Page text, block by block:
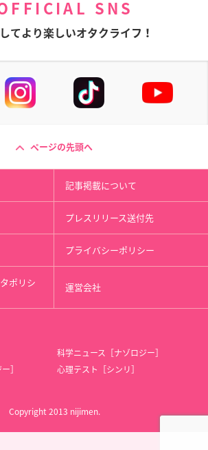
SNS
てより楽しいオタクライフ！
ページの先頭へ
記事掲載について
プレスリリース送付先
プライバシーポリシー
ポリシ 運営会社
科学ニュース［ナゾロジー］
］
心理テスト［シンリ］
Copyright 2013 nijimen.